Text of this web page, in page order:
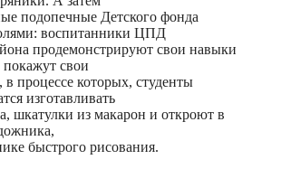
подопечные Детского фонда
воспитанники ЦПД
продемонстрируют свои навыки
покажут свои
в процессе которых, студенты
изготавливать
шкатулки из макарон и откроют в
быстрого рисования.